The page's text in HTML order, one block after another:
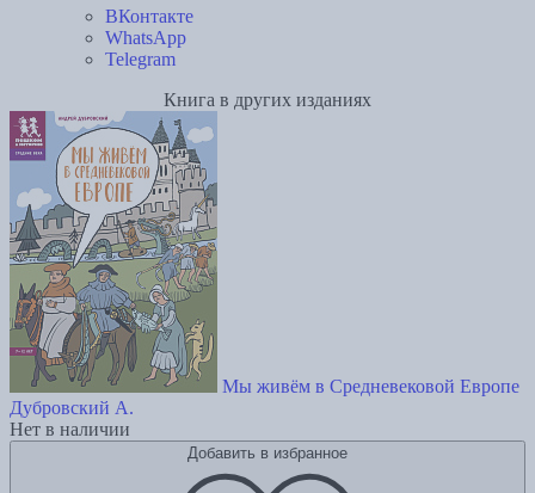
ВКонтакте
WhatsApp
Telegram
Книга в других изданиях
Мы живём в Средневековой Европе
Дубровский А.
Нет в наличии
Добавить в избранное